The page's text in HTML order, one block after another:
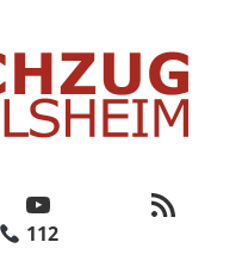
YouTube RSS-Feed
112